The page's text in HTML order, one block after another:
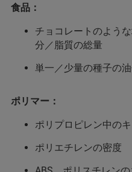
食品：
チョコレートのよう
分／脂質の総量
単一／少量の種子の
ポリマー：
ポリプロピレン中の
ポリエチレンの密度